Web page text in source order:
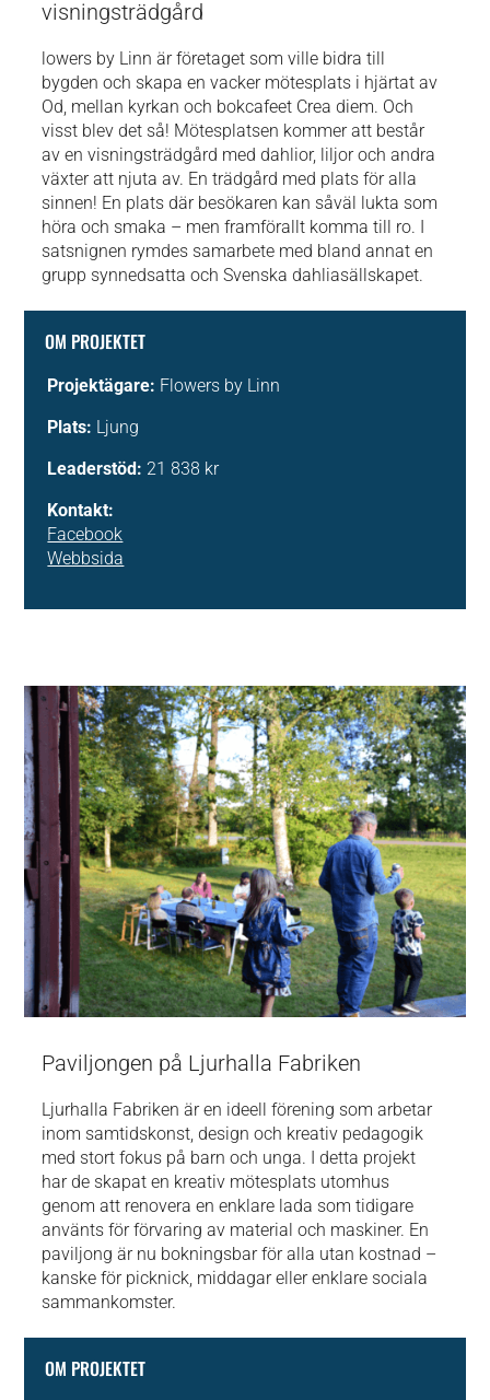
visningsträdgård
lowers by Linn är företaget som ville bidra till
bygden och skapa en vacker mötesplats i hjärtat av
Od, mellan kyrkan och bokcafeet Crea diem. Och
visst blev det så! Mötesplatsen kommer att består
av en visningsträdgård med dahlior, liljor och andra
växter att njuta av. En trädgård med plats för alla
sinnen! En plats där besökaren kan såväl lukta som
höra och smaka – men framförallt komma till ro. I
satsnignen rymdes samarbete med bland annat en
grupp synnedsatta och Svenska dahliasällskapet.
OM PROJEKTET
Projektägare: Flowers by Linn
Plats: Ljung
Leaderstöd: 21 838 kr
Kontakt:
Facebook
Webbsida
Paviljongen på Ljurhalla Fabriken
Ljurhalla Fabriken är en ideell förening som arbetar
inom samtidskonst, design och kreativ pedagogik
med stort fokus på barn och unga. I detta projekt
har de skapat en kreativ mötesplats utomhus
genom att renovera en enklare lada som tidigare
använts för förvaring av material och maskiner. En
paviljong är nu bokningsbar för alla utan kostnad –
kanske för picknick, middagar eller enklare sociala
sammankomster.
OM PROJEKTET